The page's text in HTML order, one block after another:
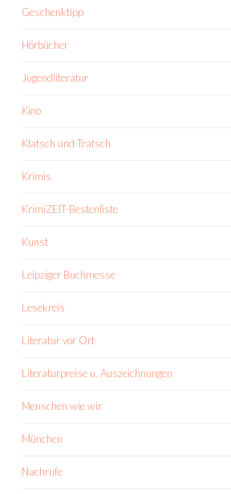
Geschenktipp
Hörbücher
Jugendliteratur
Kino
Klatsch und Tratsch
Krimis
KrimiZEIT-Bestenliste
Kunst
Leipziger Buchmesse
Lesekreis
Literatur vor Ort
Literaturpreise u. Auszeichnungen
Menschen wie wir
München
Nachrufe